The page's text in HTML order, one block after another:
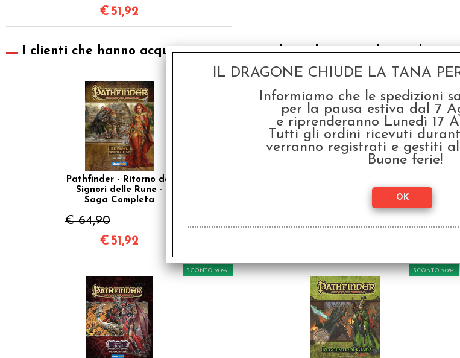
€ 51,92
I clienti che hanno acquistato questo prodotto, hanno scelto anche
Pathfinder - Ritorno dei
Signori delle Rune -
Saga Completa
€ 64,90
SCONTO 20%
€ 51,92
Infranta Omnibus -
SCONTO 20%
SCONTO 20% SCONTO 20%
IL DRAGONE CHIUDE LA TANA
Informiamo che le spedizioni
per la pausa estiva dal 7
e riprenderanno Lunedì 17
Tutti gli ordini ricevuti
verranno registrati e gestiti
Buone ferie!